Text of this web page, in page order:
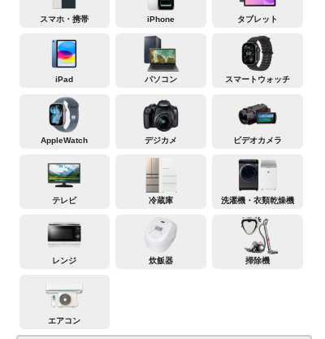
スマホ・携帯 iPhone タブレット
iPad パソコン スマートウォッチ
AppleWatch デジカメ ビデオカメラ
テレビ 冷蔵庫 洗濯機・衣類乾燥機
レンジ 炊飯器 掃除機
エアコン